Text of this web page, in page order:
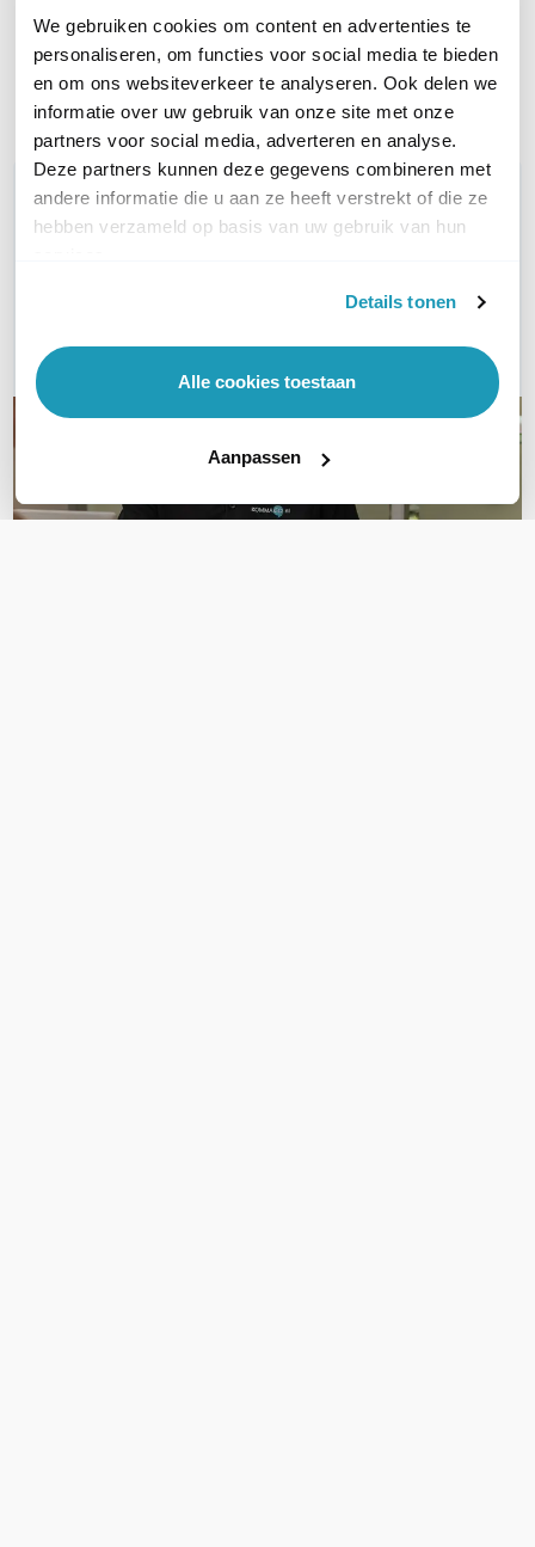
We gebruiken cookies om content en advertenties te
personaliseren, om functies voor social media te bieden
en om ons websiteverkeer te analyseren. Ook delen we
informatie over uw gebruik van onze site met onze
partners voor social media, adverteren en analyse.
Deze partners kunnen deze gegevens combineren met
andere informatie die u aan ze heeft verstrekt of die ze
hebben verzameld op basis van uw gebruik van hun
Details tonen
Alle cookies toestaan
Aanpassen
5.725,72 incl. btw
Vergelijk
2.158,64 incl. btw
Vergelijk
WIL JIJ ADVIES OP MAAT?
Vraag het onze experts!
E-mail